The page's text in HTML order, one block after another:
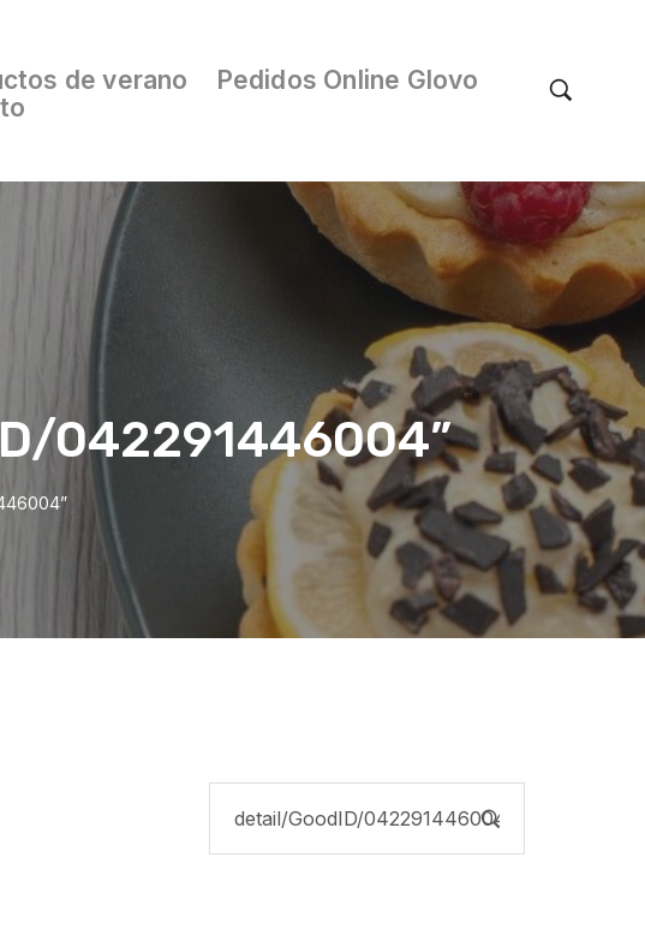
de verano
Pedidos Online Glovo
042291446004”